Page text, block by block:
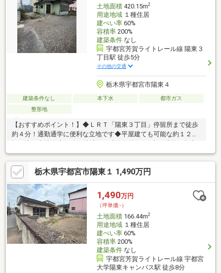
土地面積420.15m2
用途地域１種住居
建ぺい率60%
容積率200%
建築条件なし
宇都宮芳賀ライトレール線 陽東３
丁目駅 徒歩5分
その他の交通
栃木県宇都宮市陽東４
建築条件なし 本下水
都市ガス
整形地
【おすすめポイント！】◆ＬＲＴ「陽東３丁目」停留所まで徒歩
約４分！通勤通学に便利な立地です◆平屋建ても可能な約１２７
ガスエリア◆ゴミステーション移設予定◆ベルモール、スーパ
ー・コンビニ・ドラッグストア等徒歩圏内♪
栃木県宇都宮市陽東１ 1,490万円
1,490万円
（坪単価:-）
土地面積166.44m2
用途地域１種住居
建ぺい率60%
容積率200%
建築条件なし
宇都宮芳賀ライトレール線 宇都宮
大学陽東キャンパス駅 徒歩8分